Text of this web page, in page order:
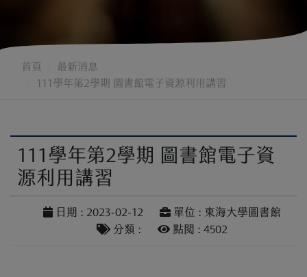
首頁
最新消息
111學年第2學期 圖書館電子資源利用講習
111學年第2學期 圖書館電子資
源利用講習
日期 : 2023-02-12
單位 : 東海大學圖書館
分類 :
點閱 : 4502